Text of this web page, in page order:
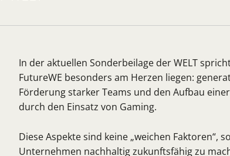
In der aktuellen Sonderbeilage der WELT
FutureWE besonders am Herzen liegen:
Förderung starker Teams und den Aufbau
durch den Einsatz von Gaming.
Diese Aspekte sind keine „weichen Faktoren“,
Unternehmen nachhaltig zukunftsfähig zu